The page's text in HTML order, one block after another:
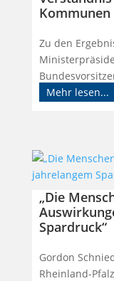
Kommunen
Zu den
Mehr lesen...
„Die
Spardruck“
Gordon
Rheinland-